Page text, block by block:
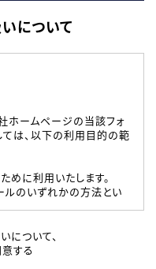
について
ホームページの当該フォ
は、以下の利用目的の範
に利用いたします。
のいずれかの方法とい
時の参考情報として利
について、
する